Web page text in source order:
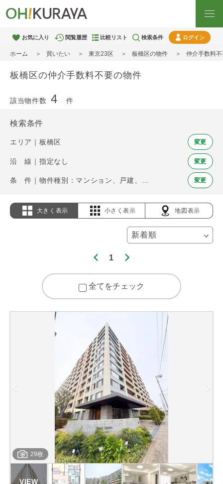
お気に入り 閲覧履歴 比較リスト 検索条件 ログイン
ホーム 買いたい 東京23区 板橋区の物件 仲介手数料
板橋区の仲介手数料不要の物件
該当物件数 4 件
検索条件
エリア｜板橋区 変更
沿 線｜指定なし 変更
変更
大きく表示 小さく表示 地図表示
1
全てをチェック
29枚